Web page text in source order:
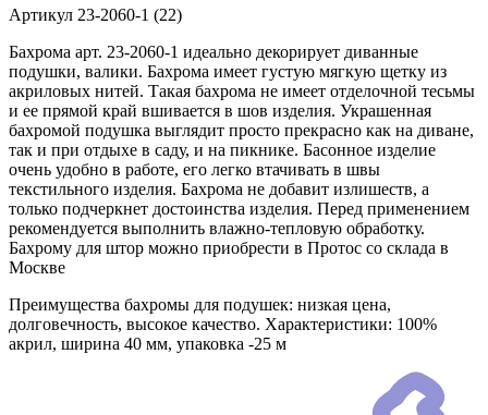
Артикул 23-2060-1 (22)
Бахрома арт. 23-2060-1 идеально декорирует диванные
подушки, валики. Бахрома имеет густую мягкую щетку из
акриловых нитей. Такая бахрома не имеет отделочной тесьмы
и ее прямой край вшивается в шов изделия. Украшенная
бахромой подушка выглядит просто прекрасно как на диване,
так и при отдыхе в саду, и на пикнике. Басонное изделие
очень удобно в работе, его легко втачивать в швы
текстильного изделия. Бахрома не добавит излишеств, а
только подчеркнет достоинства изделия. Перед применением
рекомендуется выполнить влажно-тепловую обработку.
Бахрому для штор можно приобрести в Протос со склада в
Москве
Преимущества бахромы для подушек: низкая цена,
долговечность, высокое качество. Характеристики: 100%
акрил, ширина 40 мм, упаковка -25 м